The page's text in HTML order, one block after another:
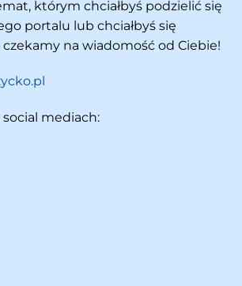
którym chciałbyś podzielić się
portalu lub chciałbyś się
na wiadomość od Ciebie!
mediach: